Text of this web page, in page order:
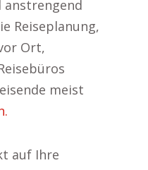
anstrengend
Reiseplanung,
Ort,
meist
auf Ihre